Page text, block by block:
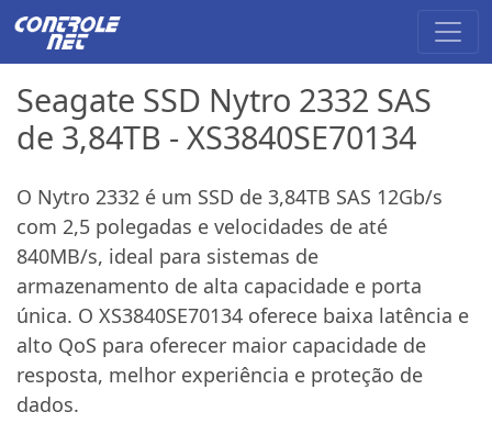
Seagate SSD Nytro 2332 SAS
de 3,84TB - XS3840SE70134
O Nytro 2332 é um SSD de 3,84TB SAS 12Gb/s
com 2,5 polegadas e velocidades de até
840MB/s, ideal para sistemas de
armazenamento de alta capacidade e porta
única. O XS3840SE70134 oferece baixa latência e
alto QoS para oferecer maior capacidade de
resposta, melhor experiência e proteção de
dados.